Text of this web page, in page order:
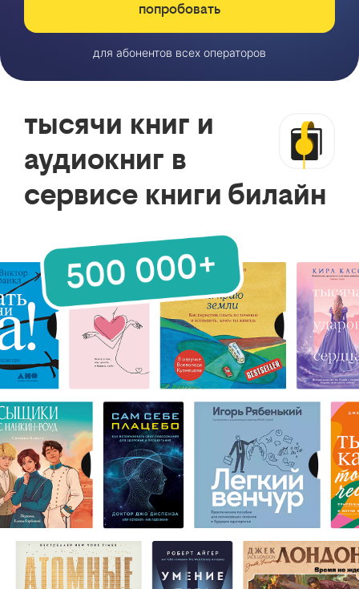
попробовать
для абонентов всех операторов
тысячи книг и
аудиокниг в
сервисе книги билайн